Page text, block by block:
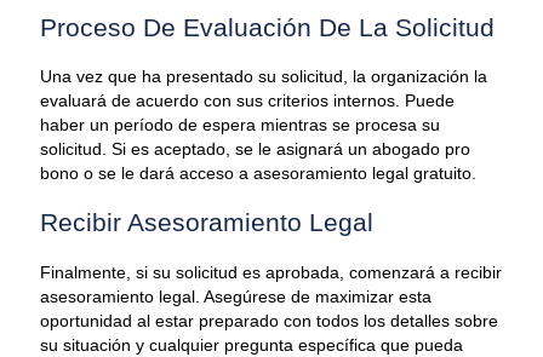
Proceso De Evaluación De La Solicitud
Una vez que ha presentado su solicitud, la organización la
evaluará de acuerdo con sus criterios internos. Puede
haber un período de espera mientras se procesa su
solicitud. Si es aceptado, se le asignará un abogado pro
bono o se le dará acceso a asesoramiento legal gratuito.
Recibir Asesoramiento Legal
Finalmente, si su solicitud es aprobada, comenzará a recibir
asesoramiento legal. Asegúrese de maximizar esta
oportunidad al estar preparado con todos los detalles sobre
su situación y cualquier pregunta específica que pueda